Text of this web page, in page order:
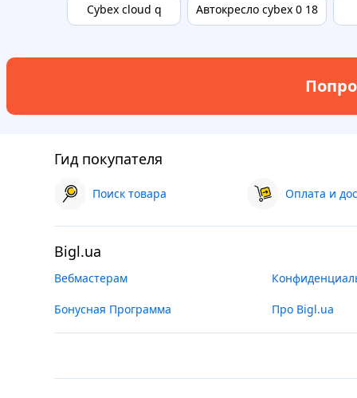
Cybex cloud q Автокресло cybex 0 18
Гид покупателя
Поиск товара Оплата и
Bigl.ua
Вебмастерам
Бонусная Программа Про Bigl.ua